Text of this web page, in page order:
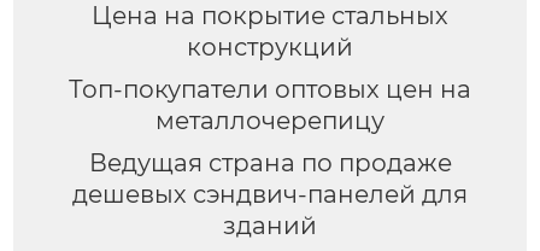
Цена на покрытие стальных
конструкций
Топ-покупатели оптовых цен на
металлочерепицу
Ведущая страна по продаже
дешевых сэндвич-панелей для
зданий